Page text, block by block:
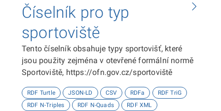
Číselník pro typ
sportoviště
Tento číselník obsahuje typy sportovišť, které
jsou použity zejména v otevřené formální normě
Sportoviště, https://ofn.gov.cz/sportoviště
RDF Turtle JSON-LD CSV RDFa
RDF TriG
RDF N-Triples
RDF N-Quads RDF XML